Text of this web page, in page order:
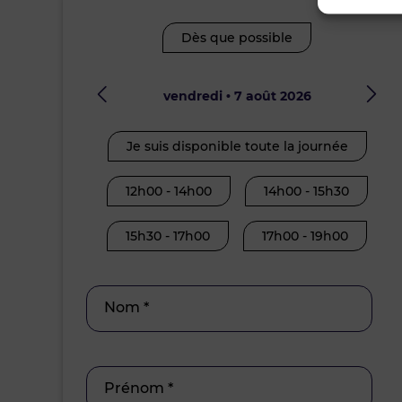
Dès que possible
vendredi • 7 août 2026
Je suis disponible toute la journée
12h00 - 14h00 14h00 - 15h30
15h30 - 17h00 17h00 - 19h00
Nom *
Prénom *